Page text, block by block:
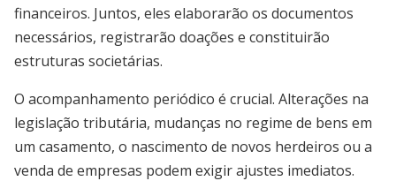
financeiros. Juntos, eles elaborarão os documentos
necessários, registrarão doações e constituirão
estruturas societárias.
O acompanhamento periódico é crucial. Alterações na
legislação tributária, mudanças no regime de bens em
um casamento, o nascimento de novos herdeiros ou a
venda de empresas podem exigir ajustes imediatos.